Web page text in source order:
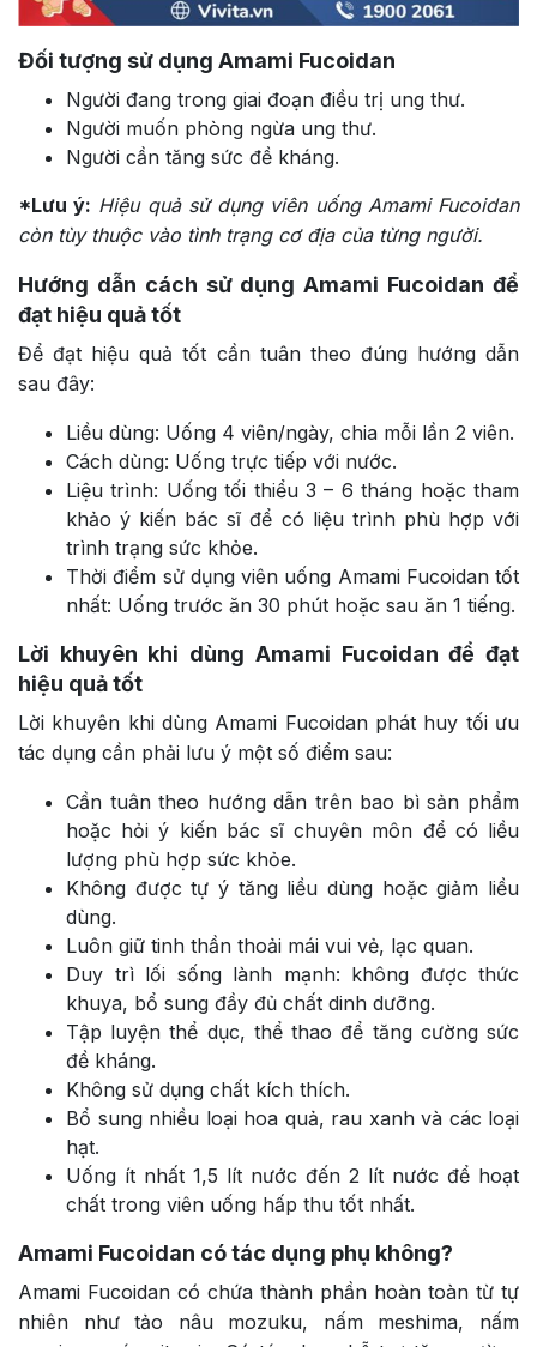
Đối tượng sử dụng Amami Fucoidan
Người đang trong giai đoạn điều trị ung thư.
Người muốn phòng ngừa ung thư.
Người cần tăng sức đề kháng.
*Lưu ý: Hiệu quả sử dụng viên uống Amami Fucoidan
còn tùy thuộc vào tình trạng cơ địa của từng người.
Hướng dẫn cách sử dụng Amami Fucoidan để
đạt hiệu quả tốt
Để đạt hiệu quả tốt cần tuân theo đúng hướng dẫn
sau đây:
Liều dùng: Uống 4 viên/ngày, chia mỗi lần 2 viên.
Cách dùng: Uống trực tiếp với nước.
Liệu trình: Uống tối thiểu 3 – 6 tháng hoặc tham
khảo ý kiến bác sĩ để có liệu trình phù hợp với
trình trạng sức khỏe.
Thời điểm sử dụng viên uống Amami Fucoidan tốt
nhất: Uống trước ăn 30 phút hoặc sau ăn 1 tiếng.
Lời khuyên khi dùng Amami Fucoidan để đạt
hiệu quả tốt
Lời khuyên khi dùng Amami Fucoidan phát huy tối ưu
tác dụng cần phải lưu ý một số điểm sau:
Cần tuân theo hướng dẫn trên bao bì sản phẩm
hoặc hỏi ý kiến bác sĩ chuyên môn để có liều
lượng phù hợp sức khỏe.
Không được tự ý tăng liều dùng hoặc giảm liều
dùng.
Luôn giữ tinh thần thoải mái vui vẻ, lạc quan.
Duy trì lối sống lành mạnh: không được thức
khuya, bổ sung đầy đủ chất dinh dưỡng.
Tập luyện thể dục, thể thao để tăng cường sức
đề kháng.
Không sử dụng chất kích thích.
Bổ sung nhiều loại hoa quả, rau xanh và các loại
hạt.
Uống ít nhất 1,5 lít nước đến 2 lít nước để hoạt
chất trong viên uống hấp thu tốt nhất.
Amami Fucoidan có tác dụng phụ không?
Amami Fucoidan có chứa thành phần hoàn toàn từ tự
nhiên như tảo nâu mozuku, nấm meshima, nấm